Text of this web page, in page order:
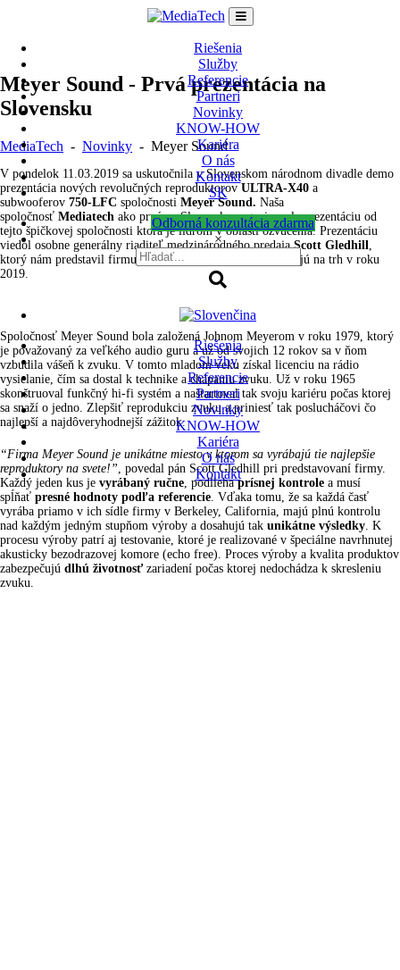
Riešenia
Služby
Referencie
Partneri
Novinky
KNOW-HOW
Kariéra
O nás
Kontakt
SK
Odborná konzultácia zdarma
×
Riešenia
Služby
Referencie
Partneri
Novinky
KNOW-HOW
Kariéra
O nás
Kontakt
Meyer Sound - Prvá prezentácia na
Slovensku
MediaTech - Novinky - Meyer Sound
V pondelok 11.03.2019 sa uskutočnila v Slovenskom národnom divadle demo
prezentácia nových revolučných reproduktorov ULTRA-X40 a
subwooferov 750-LFC spoločnosti Meyer Sound. Naša
spoločnosť Mediatech ako prvá na Slovensku organizovala prezentáciu od
tejto špičkovej spoločnosti ktorá je lídrom v oblasti ozvučenia. Prezentáciu
viedol osobne generálny riaditeľ medzinárodného predajaScott Gledhill
ktorý nám predstavil firmu spolu s novinkami ktoré uvádzajú na trh v roku
2019.
Spoločnosť Meyer Sound bola založená Johnom Meyerom v roku 1979, ktorý
je považovaný za veľkého audio guru a už od svojich 12 rokov sa v ňom
vzbudila vášeň k zvuku. V tomto mladom veku získal licenciu na rádio
vysielanie, čím sa dostal k technike a chápaniu zvuku. Už v roku 1965
skonštruoval funkčný hi-fi systém a naštartoval tak svoju kariéru počas ktorej
sa snaží o jedno. Zlepšiť reprodukciu zvuku a priniesť tak poslucháčovi čo
najlepší a najdôveryhodnejší zážitok.
“Firma Meyer Sound je unikátne miesto v ktorom sa vyrábajú tie najlepšie
reproduktory na svete!” , povedal pán Scott Gledhill pri predstavovaní firmy.
Každý jeden kus je vyrábaný ručne , podliehaprísnej kontrole a musí
spĺňať presné hodnoty podľa referencie . Vďaka tomu, že sa každá časť
vyrába priamo v ich sídle firmy v Berkeley, California, majú plnú kontrolu
nad každým jedným stupňom výroby a dosahujú tak unikátne výsledky . K
procesu výroby patrí aj testovanie, ktoré je realizované v špeciálne navrhnutej
akusticky bezodrazovej komore (echo free). Proces výroby a kvalita produktov
zabezpečujú dlhú životnosťzariadení počas ktorej nedochádza k skresleniu
zvuku.